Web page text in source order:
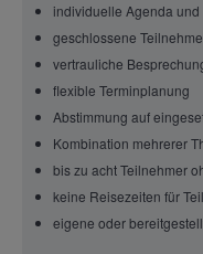
individuelle Agenda und
geschlossene
vertrauliche
flexible Terminplanung
Abstimmung auf
Kombination mehrerer
bis zu acht Teilnehmer
keine Reisezeiten für
eigene oder